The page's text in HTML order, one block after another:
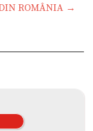
ROMÂNIA →